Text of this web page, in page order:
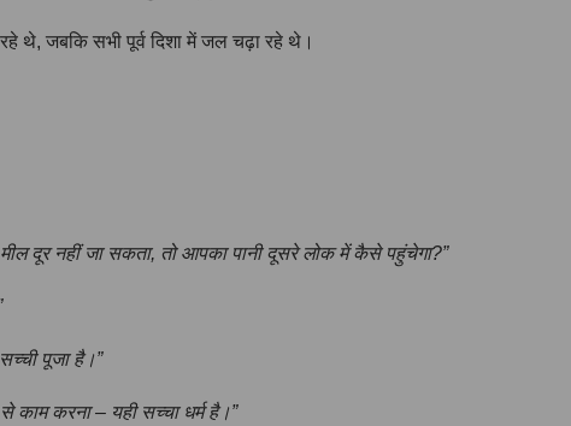
थे, जबकि सभी पूर्व दिशा में जल चढ़ा रहे थे।
दूर नहीं जा सकता, तो आपका पानी दूसरे लोक में कैसे पहुंचेगा?”
पूजा है।”
काम करना – यही सच्चा धर्म है।”